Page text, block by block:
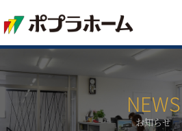
NEWS
お知らせ